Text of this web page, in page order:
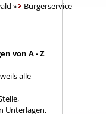
»
Bürgerservice
von A - Z
alle
Unterlagen,